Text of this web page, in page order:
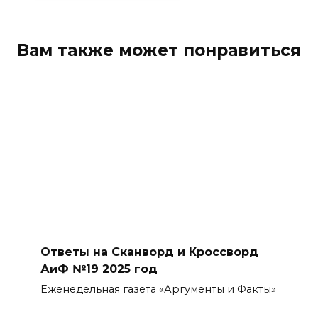
Вам также может понравиться
Ответы на Сканворд и Кроссворд
АиФ №19 2025 год
Еженедельная газета «Аргументы и Факты»